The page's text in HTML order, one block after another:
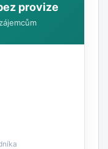
provize